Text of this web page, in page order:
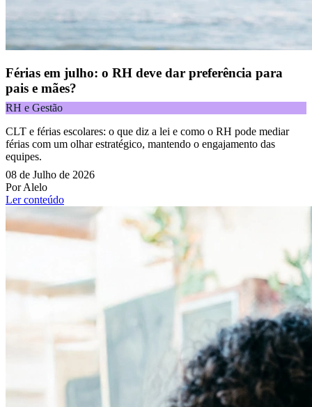
Férias em julho: o RH deve dar preferência para
pais e mães?
RH e Gestão
CLT e férias escolares: o que diz a lei e como o RH pode mediar
férias com um olhar estratégico, mantendo o engajamento das
equipes.
08 de Julho de 2026
Por Alelo
Ler conteúdo